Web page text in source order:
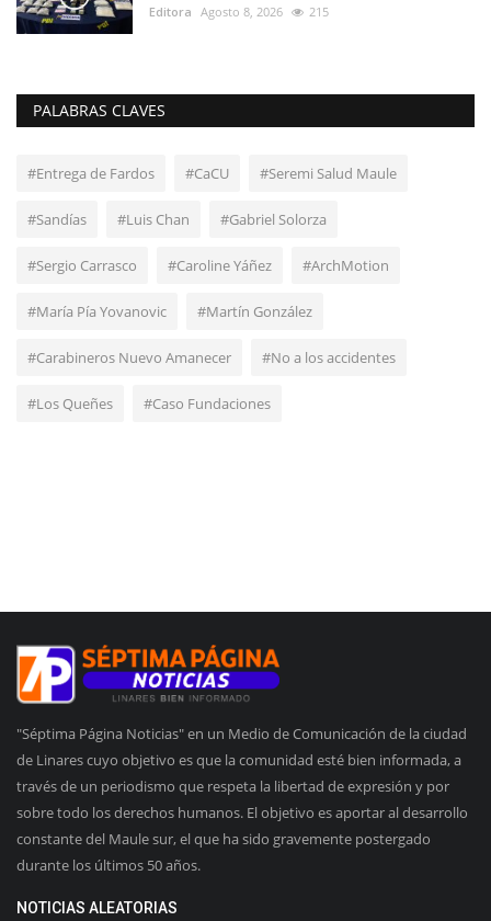
Editora Agosto 8, 2026 215
PALABRAS CLAVES
#Entrega de Fardos #CaCU #Seremi Salud Maule
#Sandías #Luis Chan #Gabriel Solorza
#Sergio Carrasco #Caroline Yáñez #ArchMotion
#María Pía Yovanovic #Martín González
#Carabineros Nuevo Amanecer #No a los accidentes
#Los Queñes #Caso Fundaciones
"Séptima Página Noticias" en un Medio de Comunicación de la ciudad
de Linares cuyo objetivo es que la comunidad esté bien informada, a
través de un periodismo que respeta la libertad de expresión y por
sobre todo los derechos humanos. El objetivo es aportar al desarrollo
constante del Maule sur, el que ha sido gravemente postergado
durante los últimos 50 años.
NOTICIAS ALEATORIAS